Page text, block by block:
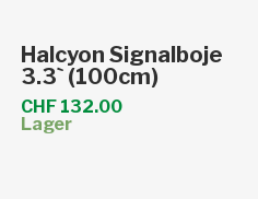
In den Warenkorb
Halcyon Signalboje
3.3` (100cm)
CHF 132.00
Lager